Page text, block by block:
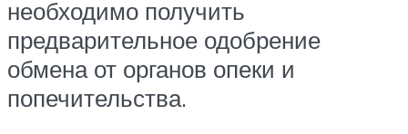
необходимо получить
предварительное одобрение
обмена от органов опеки и
попечительства.